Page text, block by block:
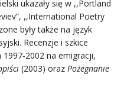
ukazały się w ,,Portland
,,International Poetry
były także na język
Recenzje i szkice
1997-2002 na emigracji,
(2003) oraz Pożegnanie